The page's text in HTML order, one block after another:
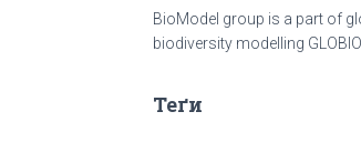
BioModel group is a part of
biodiversity modelling
Теґи